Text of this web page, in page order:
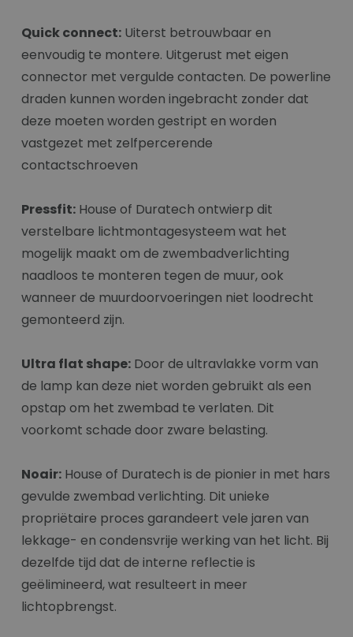
Quick connect: Uiterst betrouwbaar en
eenvoudig te montere. Uitgerust met eigen
connector met vergulde contacten. De powerline
draden kunnen worden ingebracht zonder dat
deze moeten worden gestript en worden
vastgezet met zelfpercerende
contactschroeven
Pressfit: House of Duratech ontwierp dit
verstelbare lichtmontagesysteem wat het
mogelijk maakt om de zwembadverlichting
naadloos te monteren tegen de muur, ook
wanneer de muurdoorvoeringen niet loodrecht
gemonteerd zijn.
Ultra flat shape: Door de ultravlakke vorm van
de lamp kan deze niet worden gebruikt als een
opstap om het zwembad te verlaten. Dit
voorkomt schade door zware belasting.
Noair: House of Duratech is de pionier in met hars
gevulde zwembad verlichting. Dit unieke
propriëtaire proces garandeert vele jaren van
lekkage- en condensvrije werking van het licht. Bij
dezelfde tijd dat de interne reflectie is
geëlimineerd, wat resulteert in meer
lichtopbrengst.